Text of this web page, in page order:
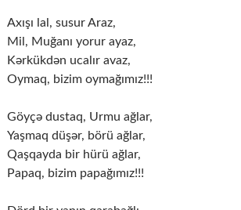
Axışı lal, susur Araz,
Mil, Muğanı yorur ayaz,
Kərkükdən ucalır avaz,
Oymaq, bizim oymağımız!!!
Göyçə dustaq, Urmu ağlar,
Yaşmaq düşər, börü ağlar,
Qaşqayda bir hürü ağlar,
Papaq, bizim papağımız!!!